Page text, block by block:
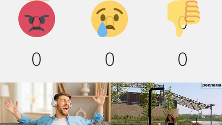
0 0 0
Агрессия!
0
Грусть :(
0
Палец
вниз!
0